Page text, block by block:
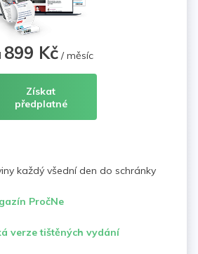
899 Kč/ měsíc
Získat
předplatné
každý všední den do schránky
PročNe
verze tištěných vydání